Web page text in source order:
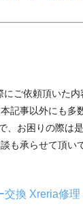
ご依頼頂いた
記事以外にも多
、お困りの際は
も承らせて頂い
交換 Xreria修理